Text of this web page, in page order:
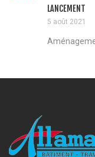
LANCEMENT
5 août 2021